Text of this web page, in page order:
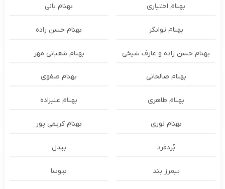
بهنام اختیاری بهنام بانی
بهنام توانگر بهنام حسن زاده
بهنام حسن زاده و عارف شیخی بهنام شعبانی مهر
بهنام صالحانی بهنام صفوی
بهنام طاهری بهنام علیزاده
بهنام نوری بهنام کریمی پور
بُردفرد بیدل
بیمرز بند بیوسا